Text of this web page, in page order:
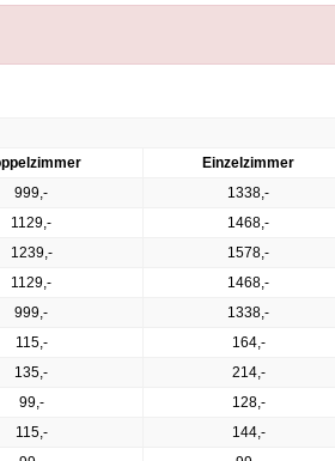
Einzelzimmer
999,-
1338,-
1129,-
1468,-
1239,-
1578,-
1129,-
1468,-
999,-
1338,-
115,-
164,-
135,-
214,-
99,-
128,-
115,-
144,-